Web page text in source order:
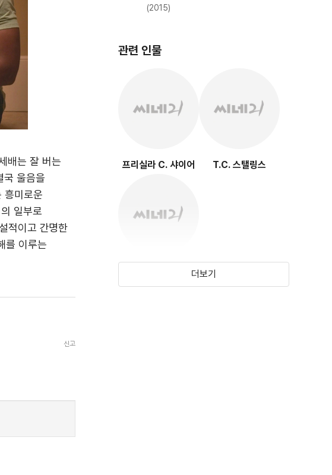
배는 잘 버는
국 울음을
흥미로운
일부로
적이고 간명한
를 이루는
(2015)
관련 인물
프리실라 C. 샤이어 T.C. 스탤링스
더보기